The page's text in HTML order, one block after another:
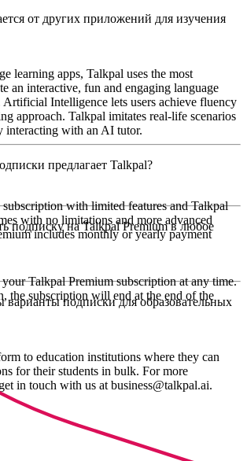
от других приложений для изучения
learning apps, Talkpal uses the most
an interactive, fun and engaging language
Artificial Intelligence lets users achieve fluency
approach. Talkpal imitates real-life scenarios
interacting with an AI tutor.
предлагает Talkpal?
with limited features and Talkpal
with no limitations and more advanced
includes monthly or yearly payment
подписку на Talkpal Premium в любое
Talkpal Premium subscription at any time.
the subscription will end at the end of the
варианты подписки для образовательных
to education institutions where they can
for their students in bulk. For more
in touch with us at business@talkpal.ai.